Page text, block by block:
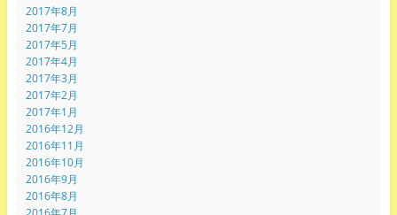
2017年8月
2017年7月
2017年5月
2017年4月
2017年3月
2017年2月
2017年1月
2016年12月
2016年11月
2016年10月
2016年9月
2016年8月